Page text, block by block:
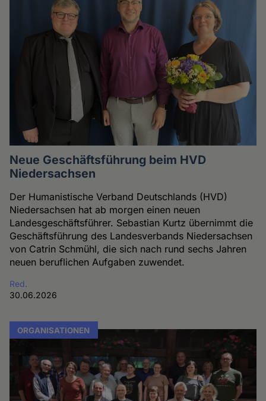
Neue Geschäftsführung beim HVD
Niedersachsen
Der Humanistische Verband Deutschlands (HVD)
Niedersachsen hat ab morgen einen neuen
Landesgeschäftsführer. Sebastian Kurtz übernimmt die
Geschäftsführung des Landesverbands Niedersachsen
von Catrin Schmühl, die sich nach rund sechs Jahren
neuen beruflichen Aufgaben zuwendet.
Red.
30.06.2026
ORGANISATIONEN